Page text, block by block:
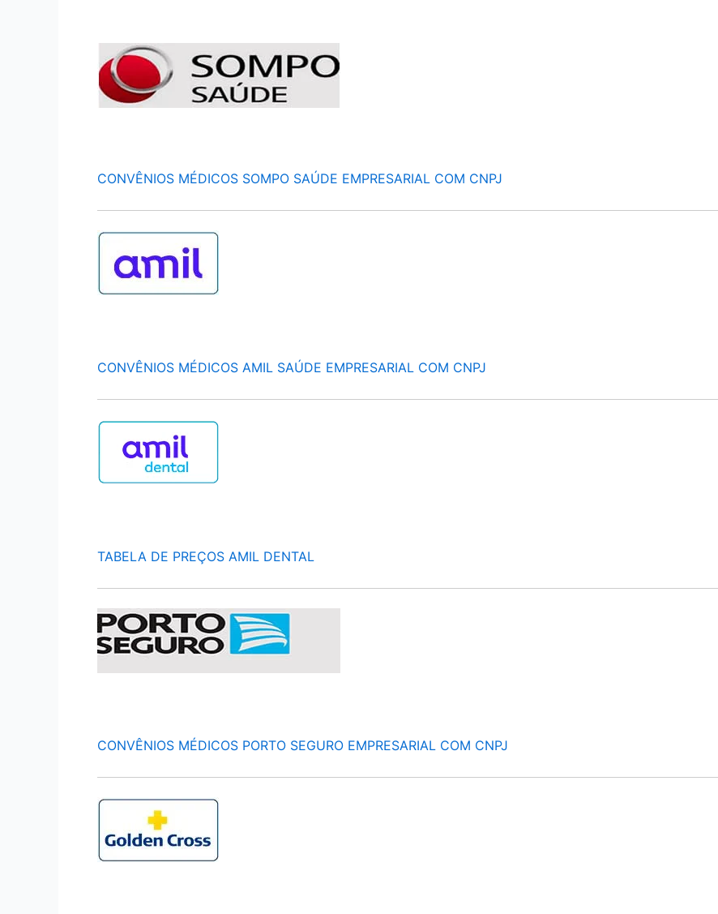
CONVÊNIOS MÉDICOS SOMPO SAÚDE EMPRESARIAL COM CNPJ
CONVÊNIOS MÉDICOS AMIL SAÚDE EMPRESARIAL COM CNPJ
TABELA DE PREÇOS AMIL DENTAL
CONVÊNIOS MÉDICOS PORTO SEGURO EMPRESARIAL COM CNPJ